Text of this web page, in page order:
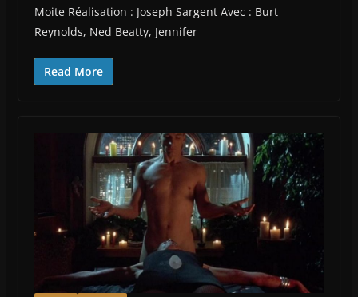
Moite Réalisation : Joseph Sargent Avec : Burt
Reynolds, Ned Beatty, Jennifer
Read More